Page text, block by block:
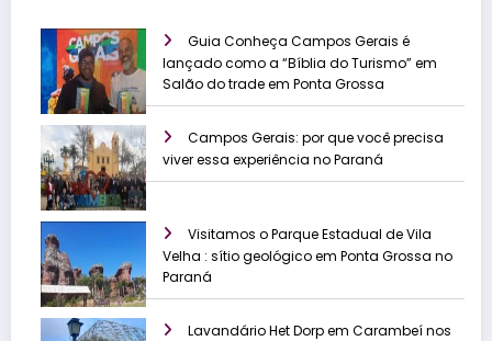
Guia Conheça Campos Gerais é
lançado como a “Bíblia do Turismo” em
Salão do trade em Ponta Grossa
Campos Gerais: por que você precisa
viver essa experiência no Paraná
Visitamos o Parque Estadual de Vila
Velha : sítio geológico em Ponta Grossa no
Paraná
Lavandário Het Dorp em Carambeí nos